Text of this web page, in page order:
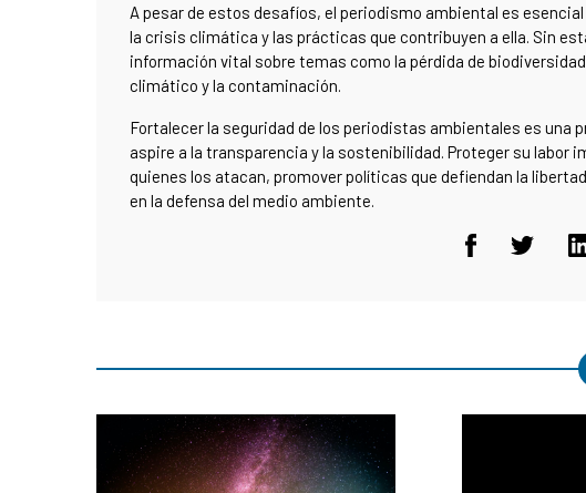
A pesar de estos desafíos, el periodismo ambiental es
la crisis climática y las prácticas que contribuyen a ella. Sin
información vital sobre temas como la pérdida de
climático y la contaminación.
Fortalecer la seguridad de los periodistas ambientales es una
aspire a la transparencia y la sostenibilidad. Proteger su labor
quienes los atacan, promover políticas que defiendan la
en la defensa del medio ambiente.